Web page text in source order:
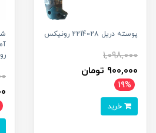
پوسته دریل 2214028 رونیکس
1,098,000
900,000 تومان
19%